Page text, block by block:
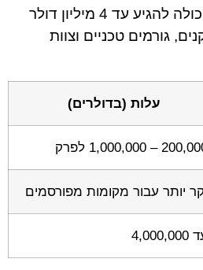
סדרת טלוויזיה טורקית יכולה להגיע עד 4 מיליון דולר
גורמים טכניים וצוות
עלות (בדולרים)
– 1,000,000 לפרק
יותר עבור מקומות מפורסמים